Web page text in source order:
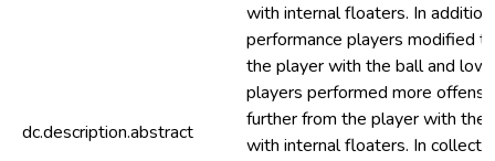
dc.description.abstract
with internal floaters. In
performance players modified
the player with the ball and
players performed more
further from the player with the
with internal floaters. In